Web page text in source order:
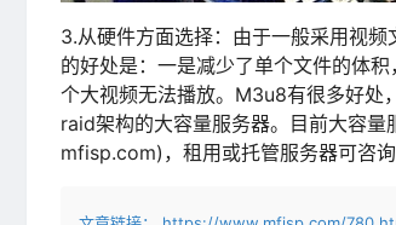
3.从硬件方面选择：由于一般采用视
的好处是：一是减少了单个文件的体
个大视频无法播放。M3u8有很多好处
raid架构的大容量服务器。目前大容
mfisp.com)，租用或托管服务器可咨询